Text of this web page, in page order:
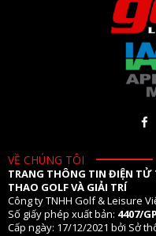
VỀ CHÚNG TÔI
TRANG THÔNG TIN ĐIỆN TỬ
THAO GOLF VÀ GIẢI TRÍ
Công ty TNHH Golf & Leisure
Số giấy phép xuất bản: 4407/
Cấp ngày: 17/12/2021 bởi Sở